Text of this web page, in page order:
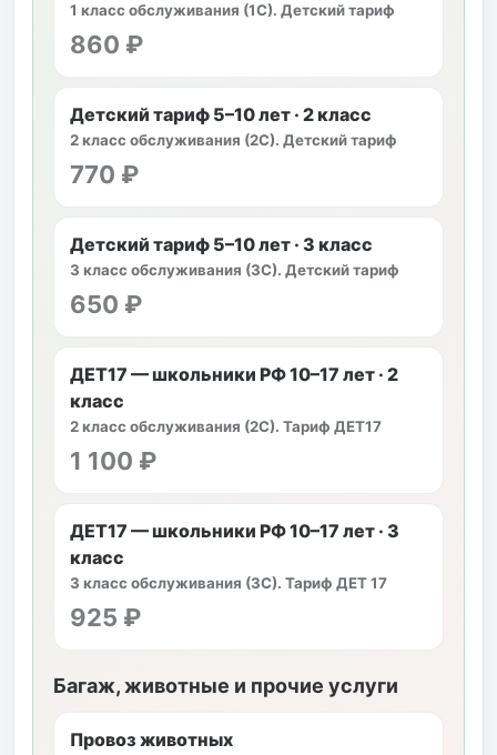
1 класс обслуживания (1С). Детский тариф
860 ₽
Детский тариф 5–10 лет · 2 класс
2 класс обслуживания (2С). Детский тариф
770 ₽
Детский тариф 5–10 лет · 3 класс
3 класс обслуживания (3С). Детский тариф
650 ₽
ДЕТ17 — школьники РФ 10–17 лет · 2
класс
2 класс обслуживания (2С). Тариф ДЕТ17
1 100 ₽
ДЕТ17 — школьники РФ 10–17 лет · 3
класс
3 класс обслуживания (3С). Тариф ДЕТ 17
925 ₽
Багаж, животные и прочие услуги
Провоз животных